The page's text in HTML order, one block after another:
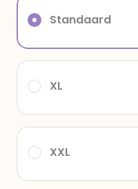
XXL
XL
Standaard